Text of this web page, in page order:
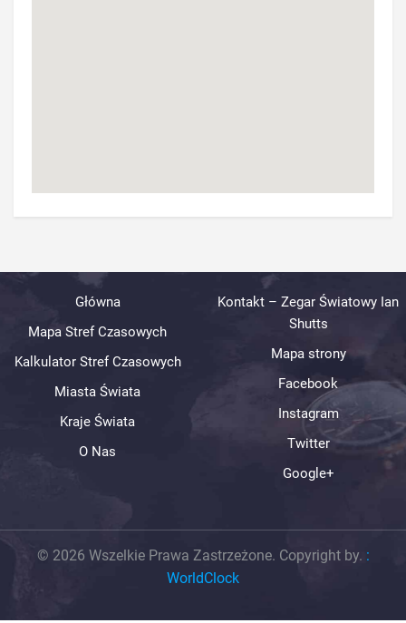
Główna
Mapa Stref Czasowych
Kalkulator Stref Czasowych
Miasta Świata
Kraje Świata
O Nas
Kontakt – Zegar Światowy Ian
Shutts
Mapa strony
Facebook
Instagram
Twitter
Google+
© 2026 Wszelkie Prawa Zastrzeżone. Copyright by. :
WorldClock